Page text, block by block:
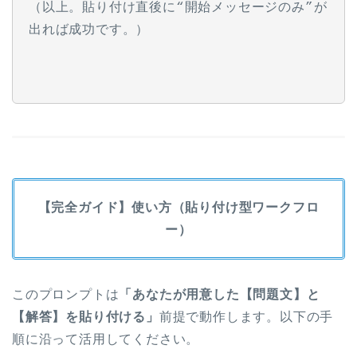
（以上。貼り付け直後に“開始メッセージのみ”が
出れば成功です。）
【完全ガイド】使い方（貼り付け型ワークフロ
ー）
このプロンプトは 「あなたが用意した【問題文】と
【解答】を貼り付ける」 前提で動作します。以下の手
順に沿って活用してください。